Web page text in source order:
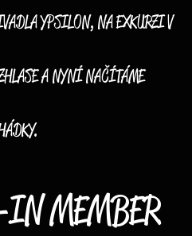
YPSILON, NA EXKURZI V
A NYNÍ NAČÍTÁME
🔴🟣
MEMBER